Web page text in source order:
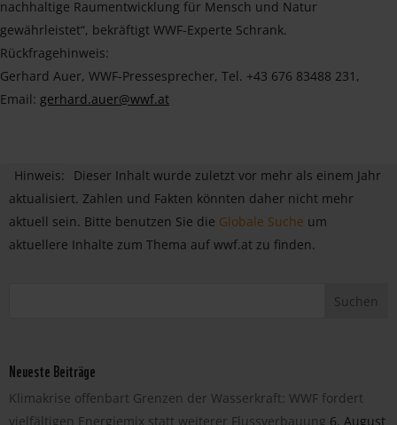
nachhaltige Raumentwicklung für Mensch und Natur
gewährleistet“, bekräftigt WWF-Experte Schrank.
Rückfragehinweis:
Gerhard Auer, WWF-Pressesprecher, Tel. +43 676 83488 231,
Email: gerhard.auer@wwf.at
Hinweis:
Dieser Inhalt wurde zuletzt vor mehr als einem Jahr
aktualisiert. Zahlen und Fakten könnten daher nicht mehr
aktuell sein. Bitte benutzen Sie die Globale Suche um
aktuellere Inhalte zum Thema auf wwf.at zu finden.
Neueste Beiträge
Klimakrise offenbart Grenzen der Wasserkraft: WWF fordert
vielfältigen Energiemix statt weiterer Flussverbauung 6. August